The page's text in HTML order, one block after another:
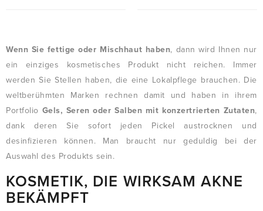
Wenn Sie fettige oder Mischhaut haben, dann wird Ihnen nur
ein einziges kosmetisches Produkt nicht reichen. Immer
werden Sie Stellen haben, die eine Lokalpflege brauchen. Die
weltberühmten Marken rechnen damit und haben in ihrem
Portfolio Gels, Seren oder Salben mit konzertrierten Zutaten,
dank deren Sie sofort jeden Pickel austrocknen und
desinfizieren können. Man braucht nur geduldig bei der
Auswahl des Produkts sein.
KOSMETIK, DIE WIRKSAM AKNE
BEKÄMPFT